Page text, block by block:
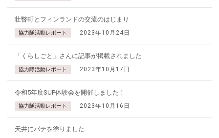
壮瞥町とフィンランドの交流のはじまり
協力隊活動レポート 2023年10月24日
「くらしごと」さんに記事が掲載されました
協力隊活動レポート 2023年10月17日
令和5年度SUP体験会を開催しました！
協力隊活動レポート 2023年10月16日
天井にパテを塗りました